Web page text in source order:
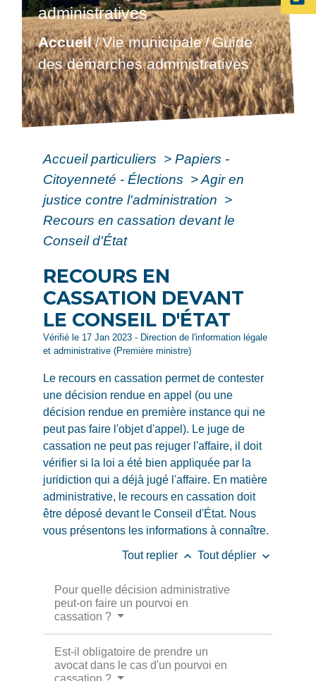
administratives
Accueil/Vie municipale/Guide
des démarches administratives
Accueil particuliers > Papiers -
Citoyenneté - Élections >Agir en
justice contre l'administration >
Recours en cassation devant le
Conseil d'État
RECOURS EN
CASSATION DEVANT
LE CONSEIL D'ÉTAT
Vérifié le 17 Jan 2023 - Direction de l'information légale
et administrative (Première ministre)
Le recours en cassation permet de contester
une décision rendue en appel (ou une
décision rendue en première instance qui ne
peut pas faire l'objet d'appel). Le juge de
cassation ne peut pas rejuger l'affaire, il doit
vérifier si la loi a été bien appliquée par la
juridiction qui a déjà jugé l'affaire. En matière
administrative, le recours en cassation doit
être déposé devant le Conseil d'État. Nous
vous présentons les informations à connaître.
Tout replier keyboard_arrow_up Tout déplier keyboard_arrow_down
Pour quelle décision administrative
peut-on faire un pourvoi en
cassation ?
Est-il obligatoire de prendre un
avocat dans le cas d'un pourvoi en
cassation ?